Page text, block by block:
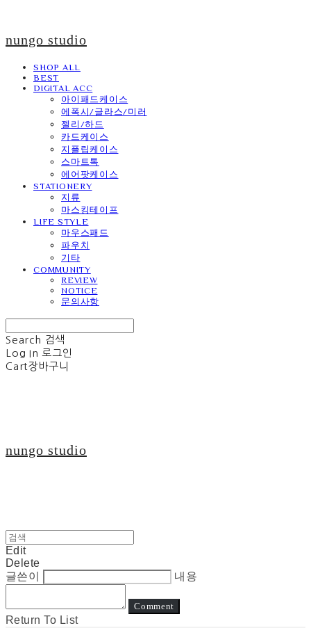
nungo studio
SHOP ALL
BEST
DIGITAL ACC
아이패드케이스
에폭시/글라스/미러
젤리/하드
카드케이스
지플립케이스
스마트톡
에어팟케이스
STATIONERY
지류
마스킹테이프
LIFE STYLE
마우스패드
파우치
기타
COMMUNITY
REVIEW
NOTICE
문의사항
Search 검색
Log In 로그인
Cart장바구니
nungo studio
Edit
Delete
글쓴이
내용
Comment
Return To List